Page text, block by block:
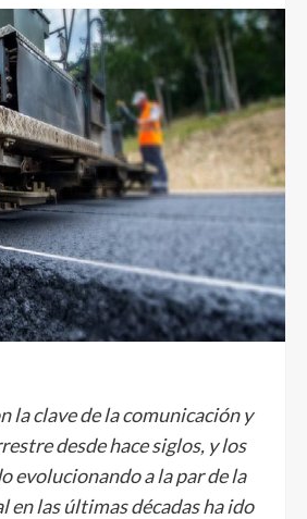
la clave de la comunicación y
desde hace siglos, y los
evolucionando a la par de la
en las últimas décadas ha ido